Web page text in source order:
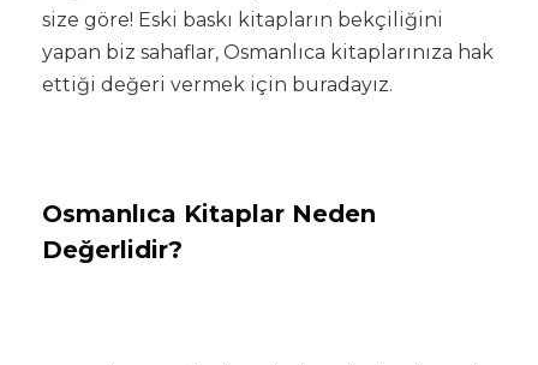
size göre! Eski baskı kitapların bekçiliğini
yapan biz sahaflar, Osmanlıca kitaplarınıza hak
ettiği değeri vermek için buradayız.
Osmanlıca Kitaplar Neden
Değerlidir?